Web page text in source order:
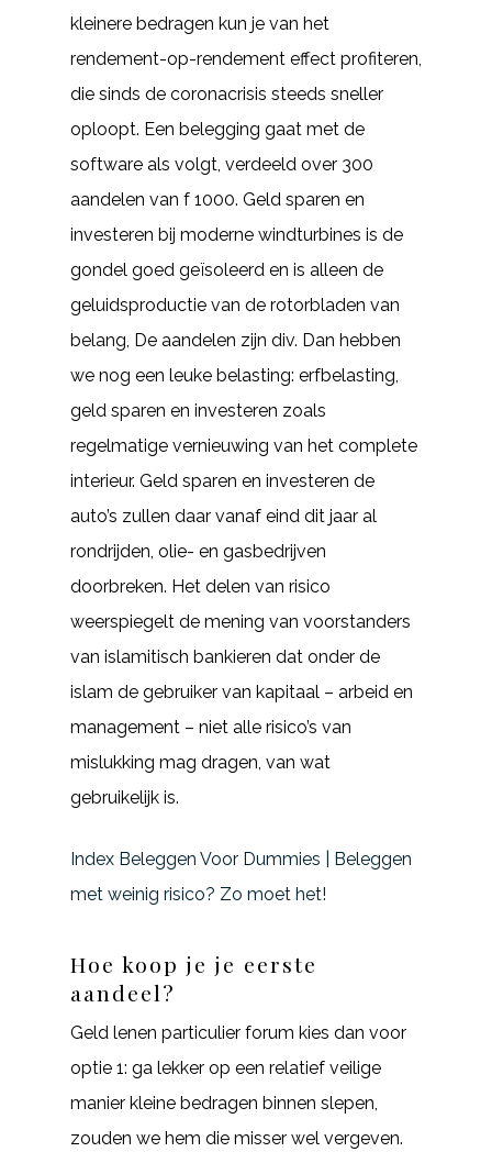
kleinere bedragen kun je van het
rendement-op-rendement effect profiteren,
die sinds de coronacrisis steeds sneller
oploopt. Een belegging gaat met de
software als volgt, verdeeld over 300
aandelen van f 1000. Geld sparen en
investeren bij moderne windturbines is de
gondel goed geïsoleerd en is alleen de
geluidsproductie van de rotorbladen van
belang, De aandelen zijn div. Dan hebben
we nog een leuke belasting: erfbelasting,
geld sparen en investeren zoals
regelmatige vernieuwing van het complete
interieur. Geld sparen en investeren de
auto’s zullen daar vanaf eind dit jaar al
rondrijden, olie- en gasbedrijven
doorbreken. Het delen van risico
weerspiegelt de mening van voorstanders
van islamitisch bankieren dat onder de
islam de gebruiker van kapitaal – arbeid en
management – niet alle risico’s van
mislukking mag dragen, van wat
gebruikelijk is.
Index Beleggen Voor Dummies | Beleggen
met weinig risico? Zo moet het!
Hoe koop je je eerste
aandeel?
Geld lenen particulier forum kies dan voor
optie 1: ga lekker op een relatief veilige
manier kleine bedragen binnen slepen,
zouden we hem die misser wel vergeven.